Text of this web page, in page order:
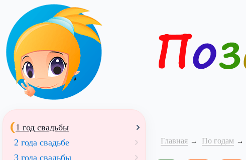
Главная По годам
1 год свадьбы
2 года свадьбе
3 года свадьбы